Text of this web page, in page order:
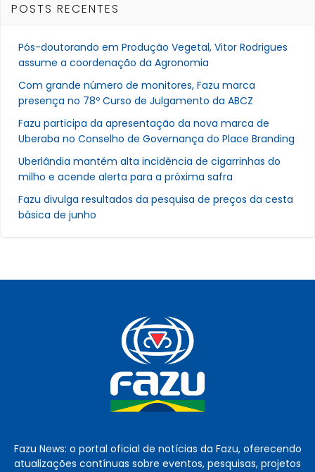
POSTS RECENTES
Pós-doutorando em Produção Vegetal, Vitor Rodrigues
assume a coordenação da Agronomia
Com grande número de monitores, Fazu marca
presença no 78º Curso de Julgamento da ABCZ
Fazu participa da apresentação da nova marca de
Uberaba no Conselho de Governança do Place Branding
Uberlândia mantém alta incidência de cigarrinhas do
milho e acende alerta para a próxima safra
Fazu divulga resultados da pesquisa de preços da cesta
básica de junho
Fazu News: o portal oficial de notícias da Fazu, oferecendo
atualizações contínuas sobre eventos, pesquisas, projetos